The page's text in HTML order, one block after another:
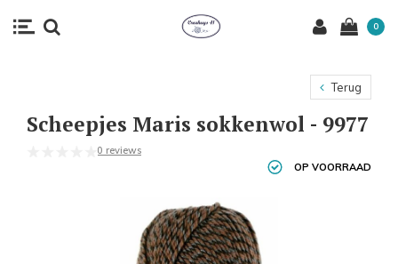
0
Terug
Scheepjes Maris sokkenwol - 9977
0 reviews
OP VOORRAAD